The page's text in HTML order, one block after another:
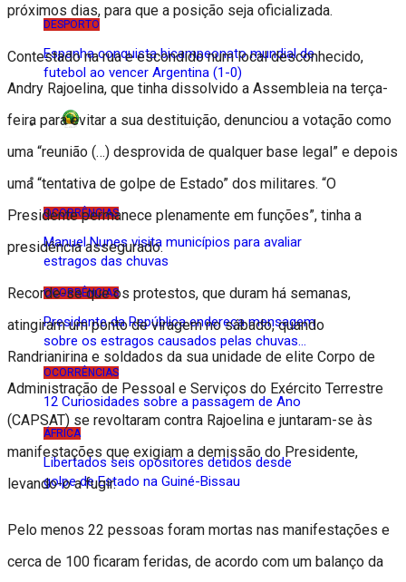
DESPORTO
Espanha conquista bicampeonato mundial de
futebol ao vencer Argentina (1-0)
CAN 2023
Ocorrências
OCORRÊNCIAS
Manuel Nunes visita municípios para avaliar
estragos das chuvas
OCORRÊNCIAS
Presidente da República endereça mensagem
sobre os estragos causados pelas chuvas…
OCORRÊNCIAS
12 Curiosidades sobre a passagem de Ano
ÁFRICA
Libertados seis opositores detidos desde
golpe de Estado na Guiné-Bissau
próximos dias, para que a posição seja oficializada.
Contestado na rua e escondido num local desconhecido,
Andry Rajoelina, que tinha dissolvido a Assembleia na terça-
feira para evitar a sua destituição, denunciou a votação como
uma “reunião (…) desprovida de qualquer base legal” e depois
uma “tentativa de golpe de Estado” dos militares. “O
Presidente permanece plenamente em funções”, tinha a
presidência assegurado.
Recorde-se que os protestos, que duram há semanas,
atingiram um ponto de viragem no sábado, quando
Randrianirina e soldados da sua unidade de elite Corpo de
Administração de Pessoal e Serviços do Exército Terrestre
(CAPSAT) se revoltaram contra Rajoelina e juntaram-se às
manifestações que exigiam a demissão do Presidente,
levando-o a fugir.
Pelo menos 22 pessoas foram mortas nas manifestações e
cerca de 100 ficaram feridas, de acordo com um balanço da